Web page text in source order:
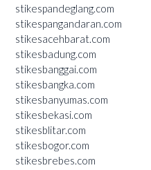
stikespandeglang.com
stikespangandaran.com
stikesacehbarat.com
stikesbadung.com
stikesbanggai.com
stikesbangka.com
stikesbanyumas.com
stikesbekasi.com
stikesblitar.com
stikesbogor.com
stikesbrebes.com